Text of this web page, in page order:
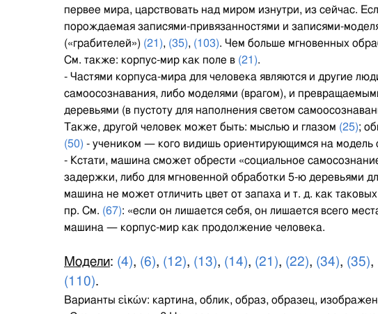
первее мира, царствовать над миром изнутри, из сейчас.
порождаемая записями-привязанностями и записями-
(«грабителей») (21), (35), (103). Чем больше мгновенных
См. также: корпус-мир как поле в (21).
- Частями корпуса-мира для человека являются и другие
самоосознавания, либо моделями (врагом), и
деревьями (в пустоту для наполнения светом
Также, другой человек может быть: мыслью и глазом (25);
(50) - учеником — кого видишь ориентирующимся на модель
- Кстати, машина сможет обрести «социальное
задержки, либо для мгновенной обработки 5-ю деревьями
машина не может отличить цвет от запаха и т. д. как
пр. См. (67): «если он лишается себя, он лишается всего
машина — корпус-мир как продолжение человека.
Модели: (4), (6), (12), (13), (14), (21), (22), (34), (35),
(110).
Варианты εἰκών: картина, облик, образ, образец,